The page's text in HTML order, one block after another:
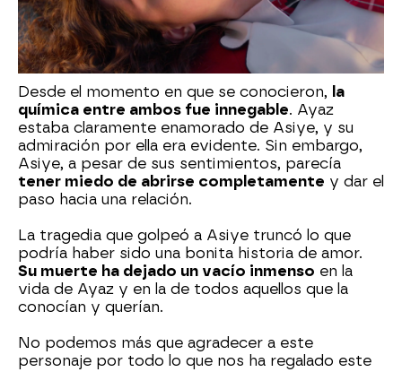
Desde el momento en que se conocieron, la
química entre ambos fue innegable. Ayaz
estaba claramente enamorado de Asiye, y su
admiración por ella era evidente. Sin embargo,
Asiye, a pesar de sus sentimientos, parecía
tener miedo de abrirse completamente y dar el
paso hacia una relación.
La tragedia que golpeó a Asiye truncó lo que
podría haber sido una bonita historia de amor.
Su muerte ha dejado un vacío inmenso en la
vida de Ayaz y en la de todos aquellos que la
conocían y querían.
No podemos más que agradecer a este
personaje por todo lo que nos ha regalado este